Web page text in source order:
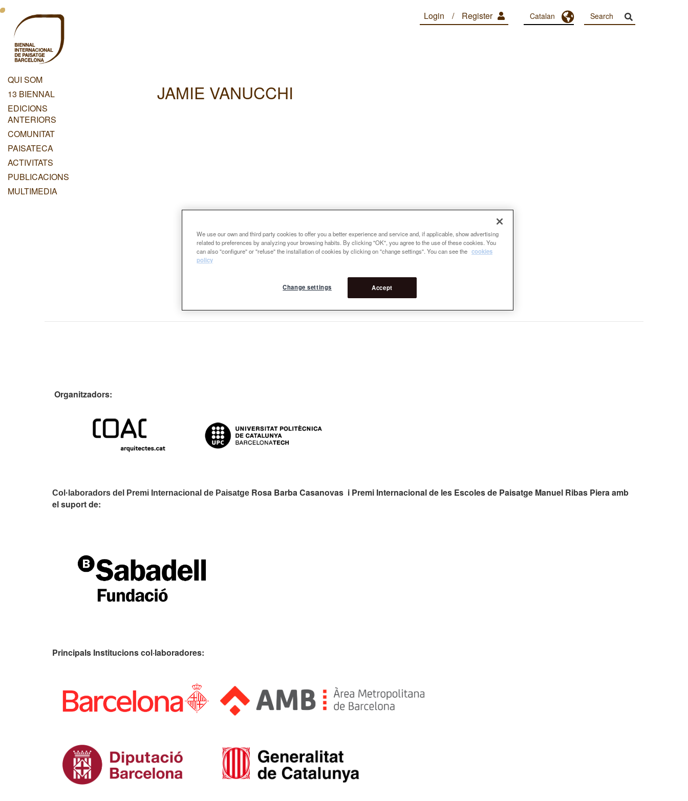
Vés
contingut
Register
Login Catalan Toggle Dropdown
Menu
Principal
QUI SOM
13 BIENNAL
EDICIONS
ANTERIORS
COMUNITAT
PAISATECA
ACTIVITATS
PUBLICACIONS
MULTIMEDIA
JAMIE VANUCCHI
Organitzadors:
Col·laboradors del Premi Internacional de Paisatge Rosa Barba Casanovas i Premi Internacional de les Escoles de Paisatge Manuel Ribas Piera amb
el suport de:
Principals Institucionscol·laboradores:
We use our own and third party cookies to offer you a better experience and service and, if applicable, show advertising
related to preferences by analyzing your browsing habits. By clicking "OK", you agree to the use of these cookies. You
can also "configure" or "refuse" the installation of cookies by clicking on "change settings". You can see the cookies
policy
Accept
Change settings